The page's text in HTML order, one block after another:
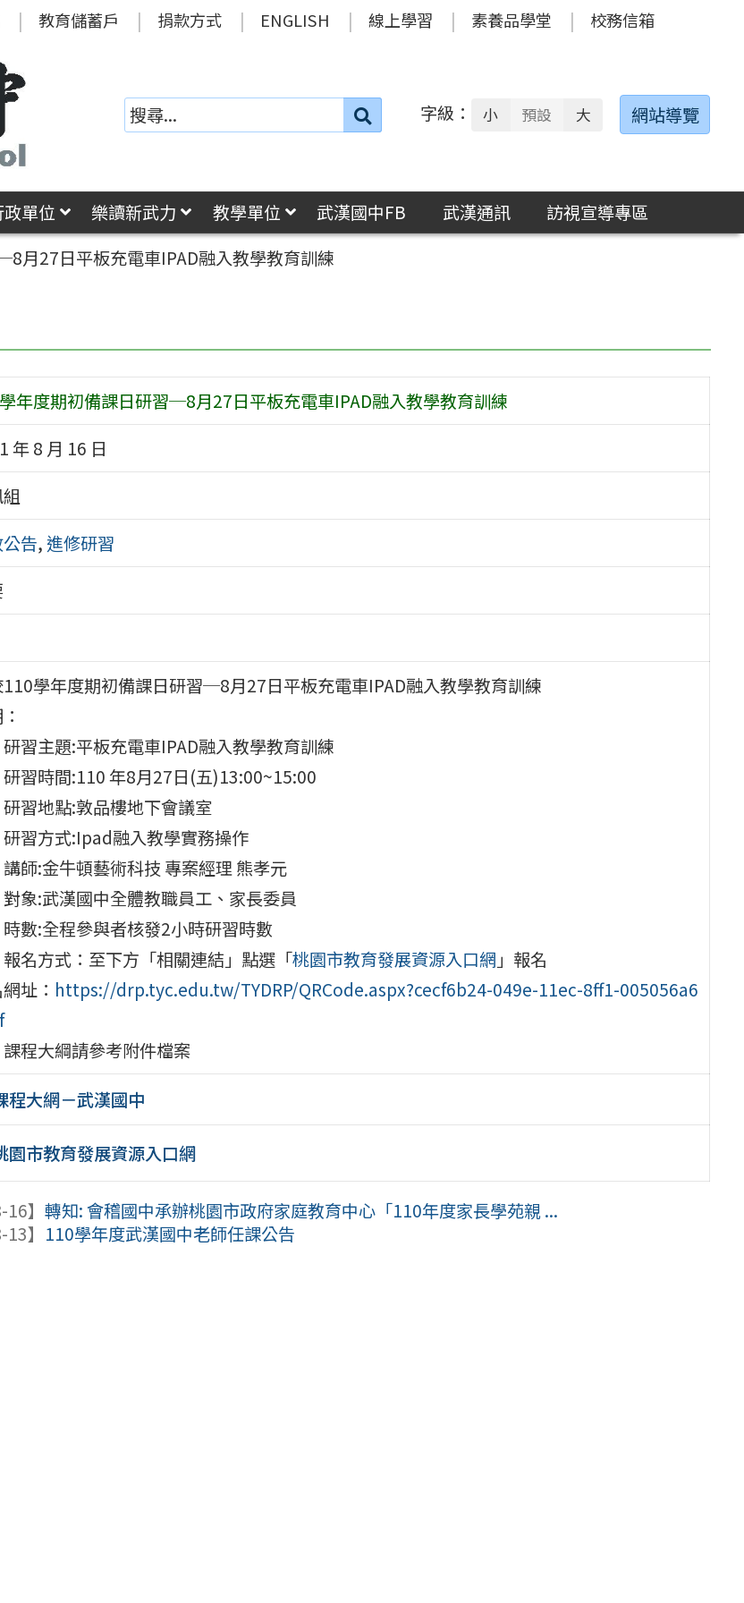
教育儲蓄戶 捐款方式 ENGLISH 線上學習 素養品學堂 校務信箱
搜
字級： 小 預設 大 網站導覽
單位 樂讀新武力 教學單位 武漢國中FB 武漢通訊
訪視宣導專區
月27日平板充電車IPAD融入教學教育訓練
年度期初備課日研習─8月27日平板充電車IPAD融入教學教育訓練
年 8 月 16 日
告,進修研習
學年度期初備課日研習─8月27日平板充電車IPAD融入教學教育訓練
習主題:平板充電車IPAD融入教學教育訓練
習時間:110 年8月27日(五)13:00~15:00
習地點:敦品樓地下會議室
習方式:Ipad融入教學實務操作
師:⾦⽜頓藝術科技 專案經理 熊孝元
象:武漢國中全體教職員工、家長委員
數:全程參與者核發2小時研習時數
名方式：至下方「相關連結」點選「桃園市教育發展資源入口網 」報名
址： https://drp.tyc.edu.tw/TYDRP/QRCode.aspx?cecf6b24-049e-11ec-8ff1-005056a6
程大綱請參考附件檔案
程大網－武漢國中
園市教育發展資源入口網
16】轉知: 會稽國中承辦桃園市政府家庭教育中心「110年度家長學苑親 ...
】 110學年度武漢國中老師任課公告